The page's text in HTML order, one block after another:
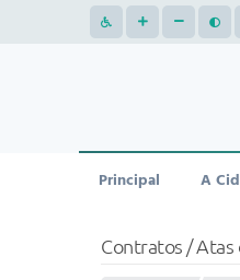
Principal A
Contratos / Atas